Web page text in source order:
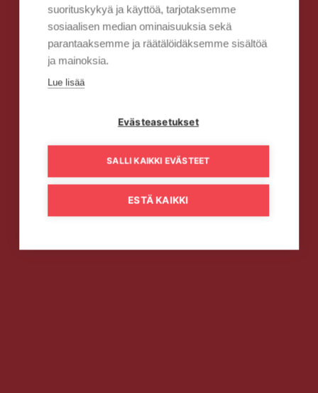
suorituskykyä ja käyttöä, tarjotaksemme
sosiaalisen median ominaisuuksia sekä
parantaaksemme ja räätälöidäksemme sisältöä
ja mainoksia.
Lue lisää
Evästeasetukset
SALLI KAIKKI EVÄSTEET
ESTÄ KAIKKI